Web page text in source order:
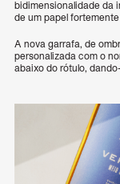
bidimensionalidade da
de um papel
A nova garrafa, de
personalizada com o
abaixo do rótulo,